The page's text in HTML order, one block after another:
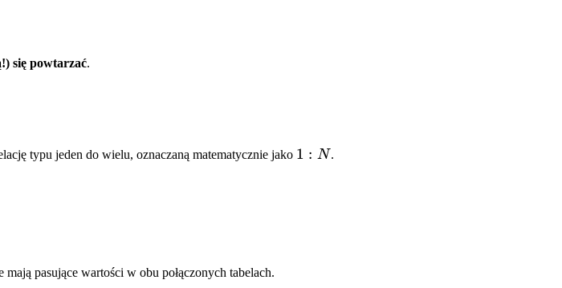
się powtarzać.
typu jeden do wielu, oznaczaną matematycznie jako 1:N
1 : N.
pasujące wartości w obu połączonych tabelach.